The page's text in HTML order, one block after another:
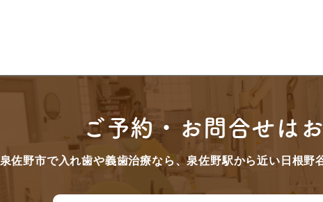
ご予約・お問合せは
泉佐野市で入れ歯や義歯治療なら、泉佐野駅から近い日根野